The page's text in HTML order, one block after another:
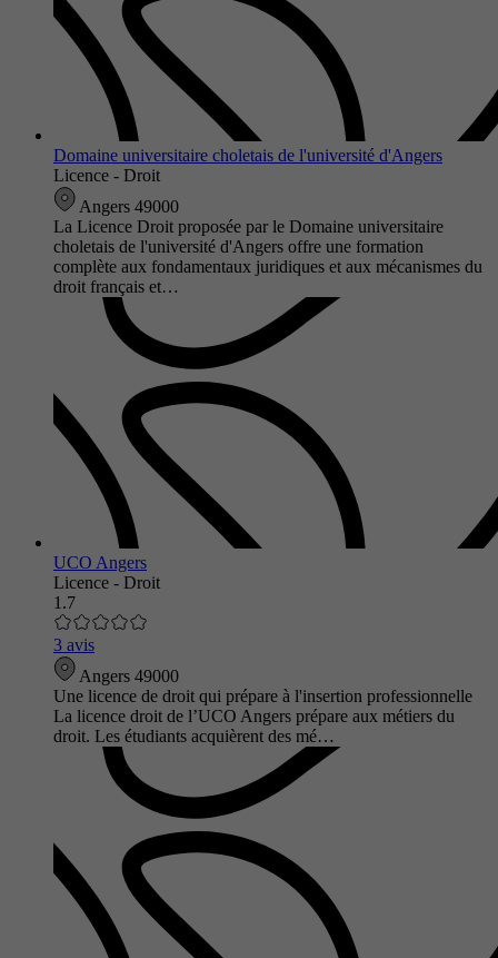
Domaine universitaire choletais de l'université d'Angers
Licence - Droit
Angers 49000
La Licence Droit proposée par le Domaine universitaire
choletais de l'université d'Angers offre une formation
complète aux fondamentaux juridiques et aux mécanismes du
droit français et…
UCO Angers
Licence - Droit
1.7
3 avis
Angers 49000
Une licence de droit qui prépare à l'insertion professionnelle
La licence droit de l’UCO Angers prépare aux métiers du
droit. Les étudiants acquièrent des mé…